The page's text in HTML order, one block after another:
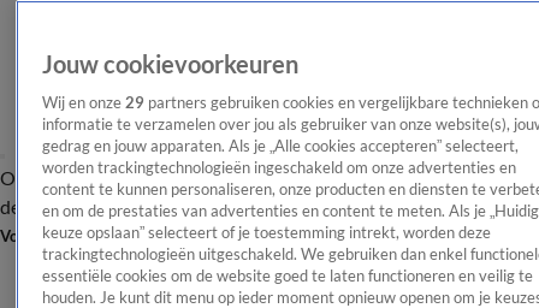
OverzichtAfleveringen Entertainment TV Algemeen
Tip
de redactieNieuwsbrief
Volg Shownieuws
Jouw cookievoorkeuren
Wij en onze 29 partners gebruiken cookies en vergelijkbare technieken
informatie te verzamelen over jou als gebruiker van onze website(s),
gedrag en jouw apparaten. Als je „Alle cookies accepteren” selecteert,
worden trackingtechnologieën ingeschakeld om onze advertenties en
content te kunnen personaliseren, onze producten en diensten te
en om de prestaties van advertenties en content te meten. Als je
keuze opslaan” selecteert of je toestemming intrekt, worden deze
trackingtechnologieën uitgeschakeld. We gebruiken dan enkel
essentiële cookies om de website goed te laten functioneren en veilig te
houden. Je kunt dit menu op ieder moment opnieuw openen om je